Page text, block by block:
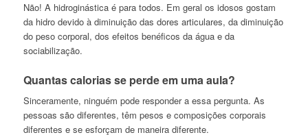
Não! A hidroginástica é para todos. Em geral os idosos gostam
da hidro devido à diminuição das dores articulares, da diminuição
do peso corporal, dos efeitos benéficos da água e da
sociabilização.
Quantas calorias se perde em uma aula?
Sinceramente, ninguém pode responder a essa pergunta. As
pessoas são diferentes, têm pesos e composições corporais
diferentes e se esforçam de maneira diferente.